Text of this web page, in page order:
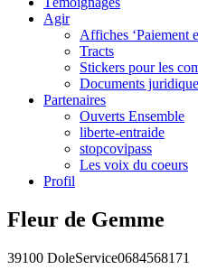
Agir
Affiches ‘Paiement
Tracts
Stickers pour les
Documents
Partenaires
Ouverts Ensemble
liberte-entraide
stopcovipass
Les voix du coeurs
Profil
Fleur de Gemme
39100 DoleService0684568171